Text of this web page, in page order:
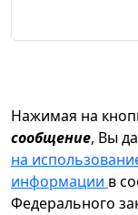
Нажимая на
сообщение, Вы
на
информации в
Федерального